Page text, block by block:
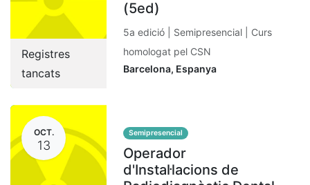
Registres
tancats
(5ed)
5a edició | Semipresencial | Curs
homologat pel CSN
Barcelona, Espanya
OCT.
13
Semipresencial
Operador
d'Instal·lacions de